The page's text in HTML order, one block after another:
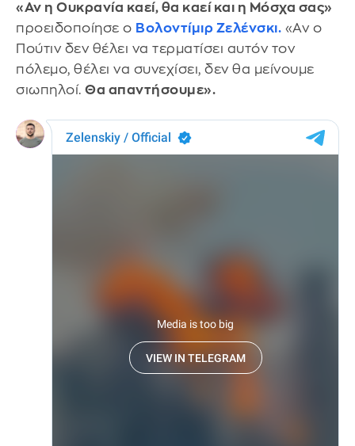
«Αν η Ουκρανία καεί, θα καεί και η Μόσχα σας»
προειδοποίησε ο Βολοντίμιρ Ζελένσκι. «Αν ο
Πούτιν δεν θέλει να τερματίσει αυτόν τον
πόλεμο, θέλει να συνεχίσει, δεν θα μείνουμε
σιωπηλοί. Θα απαντήσουμε».